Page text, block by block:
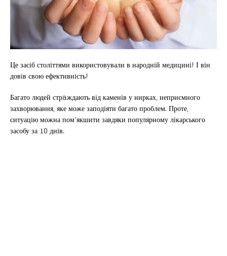
Це засіб століттями використовували в народній медицині! І він
довів свою ефективність!
Багато людей стрaждають від каменів у нирках, неприємного
захворювання, яке може заподіяти багато проблем. Проте,
ситуацію можна пом’якшити завдяки популярному лікарського
засобу за 10 днів.